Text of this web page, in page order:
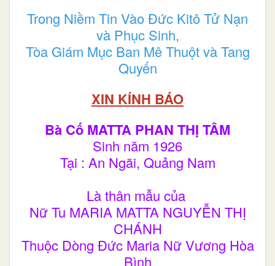
Trong Niềm Tin Vào Đức Kitô Tử Nạn
và Phục Sinh,
Tòa Giám Mục Ban Mê Thuột và Tang
Quyến
XIN KÍNH BÁO
Bà Cố MATTA PHAN THỊ TÂM
Sinh năm 1926
Tại : An Ngãi, Quảng Nam
Là thân mẫu của
Nữ Tu MARIA MATTA NGUYỄN THỊ
CHÁNH
Thuộc Dòng Đức Maria Nữ Vương Hòa
Bình